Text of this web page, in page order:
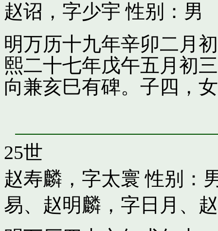
赵诏，字少宇 性别：男
明万历十九年辛卯二月
熙二十七年戊午五月初
向兼亥巳有碑。子四，
25世
赵寿麟，字太寰 性别：
易、 赵明麟，字日月 、